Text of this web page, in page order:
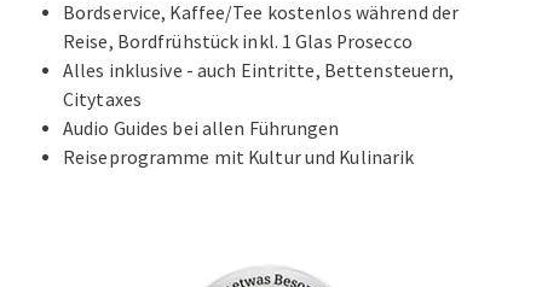
Bordservice, Kaffee/Tee kostenlos während der
Reise, Bordfrühstück inkl. 1 Glas Prosecco
Alles inklusive - auch Eintritte, Bettensteuern,
Citytaxes
Audio Guides bei allen Führungen
Reiseprogramme mit Kultur und Kulinarik